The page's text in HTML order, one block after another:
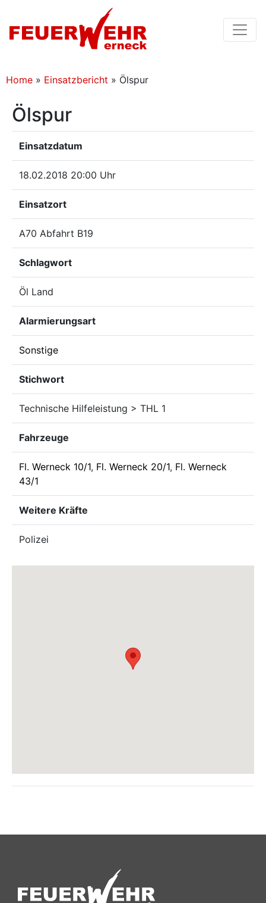
Home » Einsatzbericht » Ölspur
Ölspur
Einsatzdatum
18.02.2018 20:00 Uhr
Einsatzort
A70 Abfahrt B19
Schlagwort
Öl Land
Alarmierungsart
Sonstige
Stichwort
Technische Hilfeleistung > THL 1
Fahrzeuge
Fl. Werneck 10/1, Fl. Werneck 20/1, Fl. Werneck
43/1
Weitere Kräfte
Polizei